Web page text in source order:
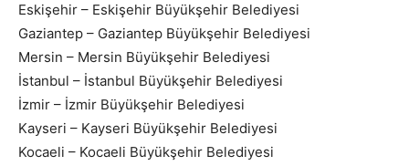
Eskişehir – Eskişehir Büyükşehir Belediyesi
Gaziantep – Gaziantep Büyükşehir Belediyesi
Mersin – Mersin Büyükşehir Belediyesi
İstanbul – İstanbul Büyükşehir Belediyesi
İzmir – İzmir Büyükşehir Belediyesi
Kayseri – Kayseri Büyükşehir Belediyesi
Kocaeli – Kocaeli Büyükşehir Belediyesi